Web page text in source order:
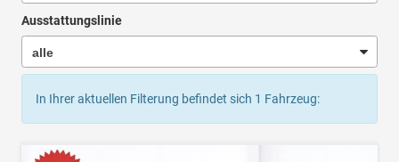
Ausstattungslinie
In Ihrer aktuellen Filterung befindet sich 1 Fahrzeug: